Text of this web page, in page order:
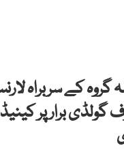
کے سربراہ
برار پر